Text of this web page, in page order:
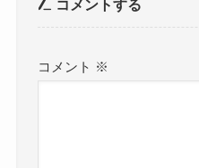
コメントする
コメント ※